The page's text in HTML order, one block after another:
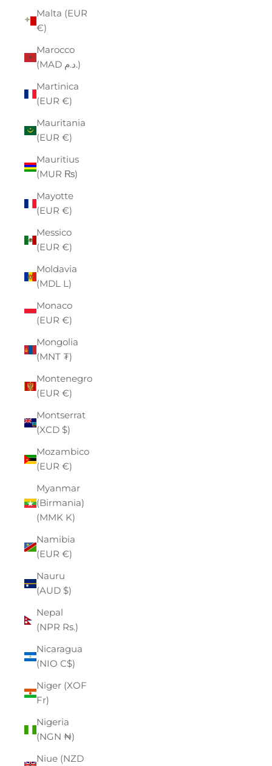
Malta (EUR
€)
Marocco
(MAD د.م.)
Martinica
(EUR €)
Mauritania
(EUR €)
Mauritius
(MUR ₨)
Mayotte
(EUR €)
Messico
(EUR €)
Moldavia
(MDL L)
Monaco
(EUR €)
Mongolia
(MNT ₮)
Montenegro
(EUR €)
Montserrat
(XCD $)
Mozambico
(EUR €)
Myanmar
(Birmania)
(MMK K)
Namibia
(EUR €)
Nauru
(AUD $)
Nepal
(NPR Rs.)
Nicaragua
(NIO C$)
Niger (XOF
Fr)
Nigeria
(NGN ₦)
Niue (NZD